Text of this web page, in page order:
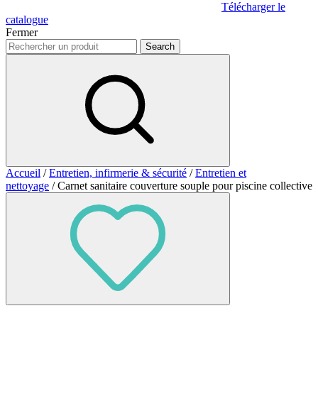
Télécharger le
catalogue
Fermer
Accueil /Entretien, infirmerie & sécurité /Entretien et
nettoyage / Carnet sanitaire couverture souple pour piscine collective